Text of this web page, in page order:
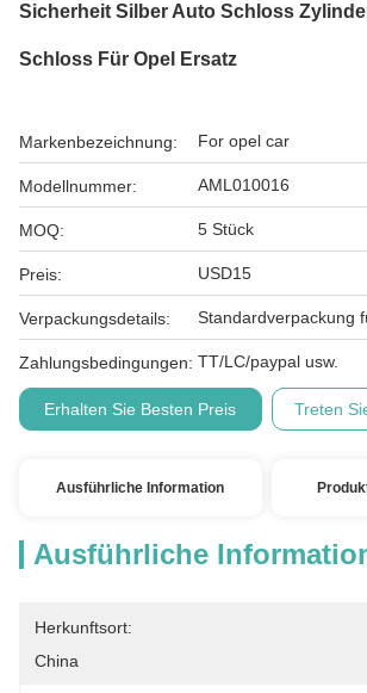
Sicherheit Silber Auto Schloss
Schloss Für Opel Ersatz
Markenbezeichnung: For opel car
Modellnummer: AML010016
MOQ: 5 Stück
Preis: USD15
Verpackungsdetails: Standardverpackung
Zahlungsbedingungen: TT/LC/paypal usw.
Erhalten Sie Besten Preis Treten
Ausführliche Information
Ausführliche
Herkunftsort:
China